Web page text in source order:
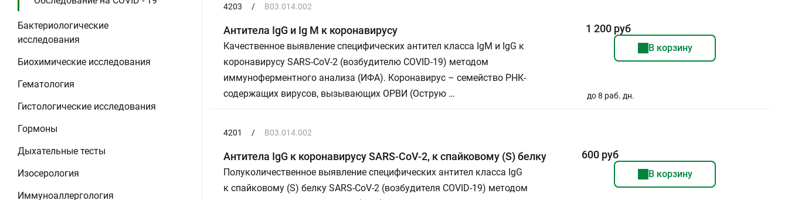
Бактериологические
исследования
Биохимические исследования
Гематология
Гистологические исследования
Гормоны
Дыхательные тесты
Изосерология
Иммуноаллергология
4203 / B03.014.002
Антитела IgG и Ig M к коронавирусу
Качественное выявление специфических антител класса IgМ и IgG к
коронавирусу SARS-CoV-2 (возбудителю COVID-19) методом
иммуноферментного анализа (ИФА). Коронавирус – семейство РНК-
содержащих вирусов, вызывающих ОРВИ (Острую …
1 200 руб
В корзину
до 8 раб. дн.
4201 / B03.014.002
Антитела IgG к коронавирусу SARS-CoV-2, к спайковому (S) белку
Полуколичественное выявление специфических антител класса IgG
к спайковому (S) белку SARS-CoV-2 (возбудителя COVID-19) методом
600 руб
В корзину